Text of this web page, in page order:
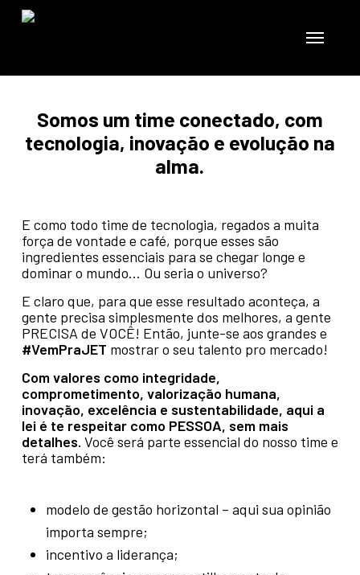
Skip
Menu
Somos um time conectado, com
tecnologia, inovação e evolução na
alma.
E como todo time de tecnologia, regados a muita
força de vontade e café, porque esses são
ingredientes essenciais para se chegar longe e
dominar o mundo… Ou seria o universo?
E claro que, para que esse resultado aconteça, a
gente precisa simplesmente dos melhores, a gente
PRECISA de VOCÊ! Então, junte-se aos grandes e
#VemPraJET mostrar o seu talento pro mercado!
Com valores como integridade,
comprometimento, valorização humana,
inovação, excelência e sustentabilidade, aqui a
lei é te respeitar como PESSOA, sem mais
detalhes. Você será parte essencial do nosso time e
terá também:
modelo de gestão horizontal – aqui sua opinião
importa sempre;
incentivo a liderança;